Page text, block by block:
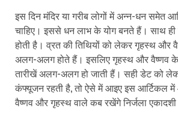
इस दिन मंदिर या गरीब लोगों में अन्न-धन समेत
चाहिए। इससे धन लाभ के योग बनते हैं। साथ ही
होती है। व्रत की तिथियों को लेकर गृहस्थ और
अलग-अलग होते हैं। इसलिए गृहस्थ और वैष्णव के
तारीखें अलग-अलग हो जाती हैं। सही डेट को
कंफ्यूजन रहती है, तो ऐसे में आइए इस आर्टिकल
वैष्णव और गृहस्थ वाले कब रखेंगे निर्जला